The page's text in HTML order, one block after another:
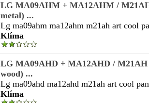
LG MA09AHM + MA12AHM /
metal) ...
Lg ma09ahm ma12ahm m21ah art cool
Klíma
LG MA09AHD + MA12AHD / M21AH
wood) ...
Lg ma09ahd ma12ahd m21ah art cool
Klíma